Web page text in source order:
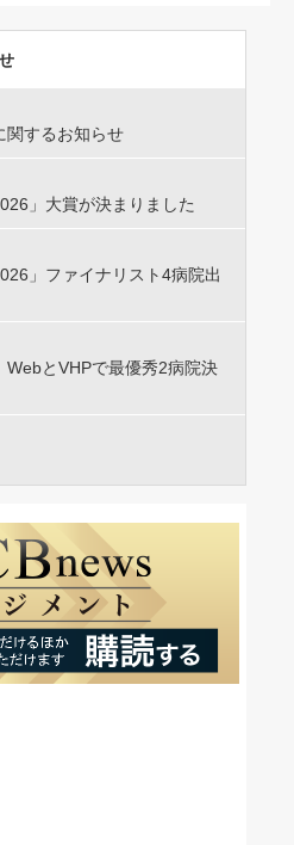
関するお知らせ
」大賞が決まりました
」ファイナリスト4病院出
WebとVHPで最優秀2病院決